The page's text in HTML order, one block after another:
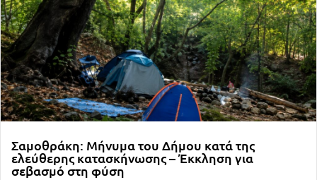
Σαμοθράκη: Μήνυμα του Δήμου κατά της
ελεύθερης κατασκήνωσης – Έκκληση για
σεβασμό στη φύση